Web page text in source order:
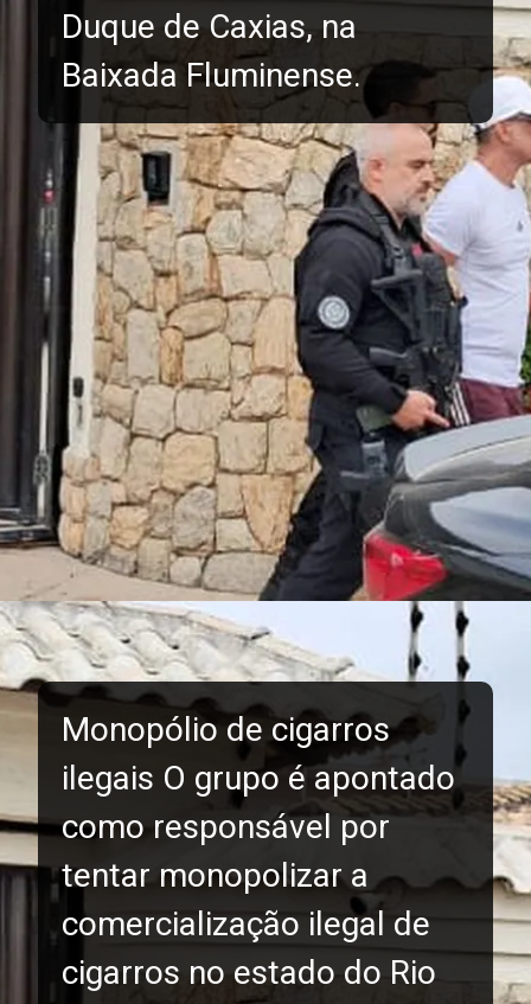
Duque de Caxias, na
Baixada Fluminense.
Monopólio de cigarros
ilegais O grupo é apontado
como responsável por
tentar monopolizar a
comercialização ilegal de
cigarros no estado do Rio